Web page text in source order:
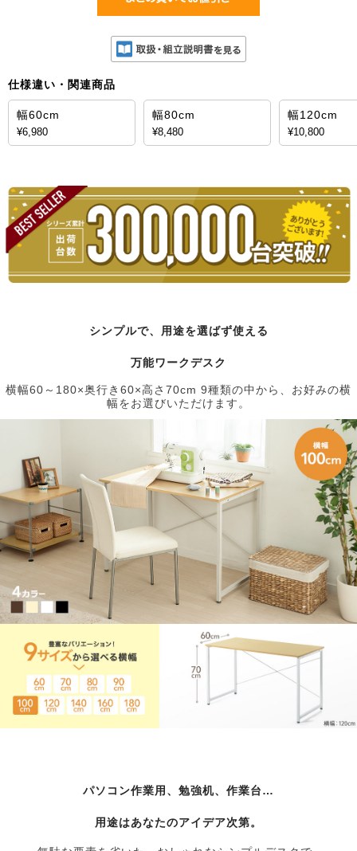
仕様違い・関連商品
幅60cm
¥6,980
幅80cm
¥8,480
幅120cm
¥10,800
シンプルで、用途を選ばず使える
万能ワークデスク
横幅60～180×奥行き60×高さ70cm 9種類の中から、お好みの横
幅をお選びいただけます。
パソコン作業用、勉強机、作業台…
用途はあなたのアイデア次第。